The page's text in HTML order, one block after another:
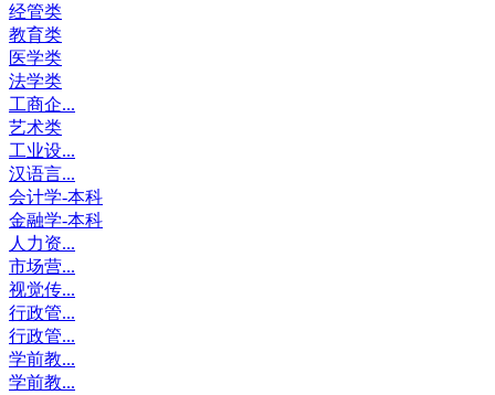
经管类
教育类
医学类
法学类
工商企...
艺术类
工业设...
汉语言...
会计学-本科
金融学-本科
人力资...
市场营...
视觉传...
行政管...
行政管...
学前教...
学前教...